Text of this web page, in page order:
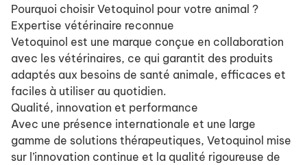
Pourquoi choisir Vetoquinol pour votre animal ?
Expertise vétérinaire reconnue
Vetoquinol est une marque conçue en collaboration
avec les vétérinaires, ce qui garantit des produits
adaptés aux besoins de santé animale, efficaces et
faciles à utiliser au quotidien.
Qualité, innovation et performance
Avec une présence internationale et une large
gamme de solutions thérapeutiques, Vetoquinol mise
sur l’innovation continue et la qualité rigoureuse de